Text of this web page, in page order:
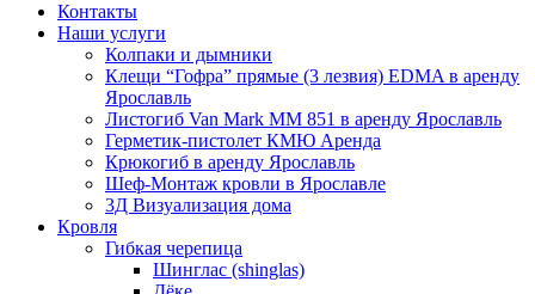
Контакты
Наши услуги
Колпаки и дымники
Клещи “Гофра” прямые (3 лезвия) EDMA в аренду
Ярославль
Листогиб Van Mark MM 851 в аренду Ярославль
Герметик-пистолет КМЮ Аренда
Крюкогиб в аренду Ярославль
Шеф-Монтаж кровли в Ярославле
3Д Визуализация дома
Кровля
Гибкая черепица
Шинглас (shinglas)